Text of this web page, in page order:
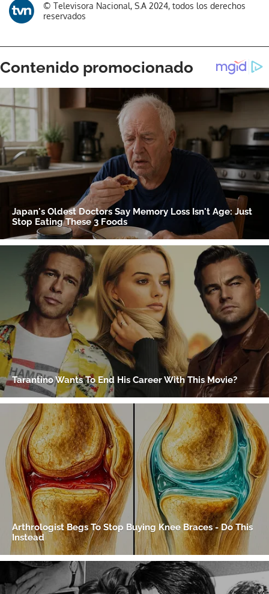
© Televisora Nacional, S.A 2024, todos los derechos
reservados